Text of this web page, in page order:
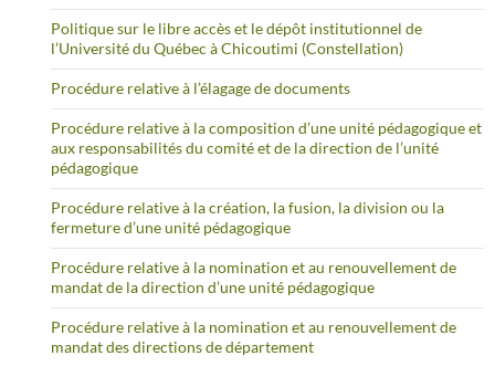
Politique sur le libre accès et le dépôt institutionnel de
l’Université du Québec à Chicoutimi (Constellation)
Procédure relative à l’élagage de documents
Procédure relative à la composition d’une unité pédagogique et
aux responsabilités du comité et de la direction de l’unité
pédagogique
Procédure relative à la création, la fusion, la division ou la
fermeture d’une unité pédagogique
Procédure relative à la nomination et au renouvellement de
mandat de la direction d’une unité pédagogique
Procédure relative à la nomination et au renouvellement de
mandat des directions de département